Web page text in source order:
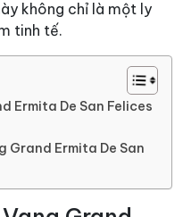
không chỉ là một ly
tinh tế.
Ermita De San Felices
Grand Ermita De San